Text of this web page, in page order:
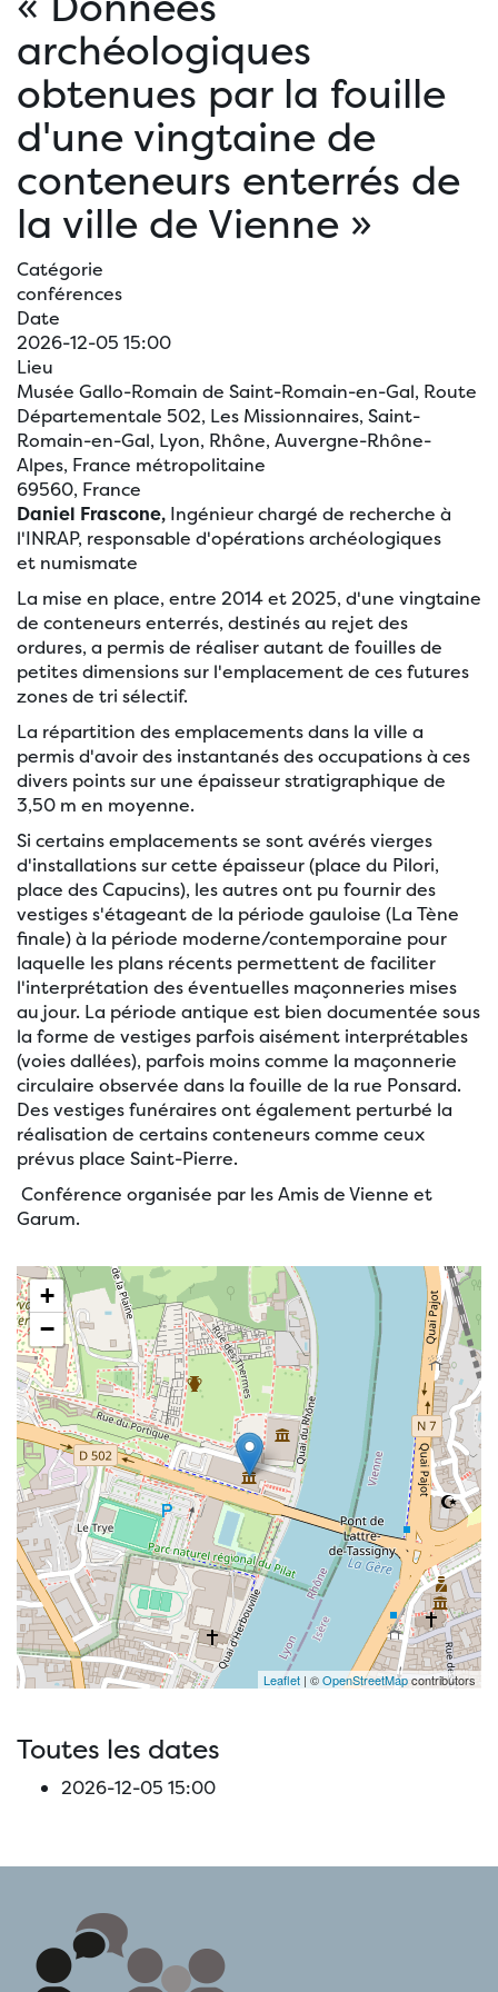
archéologiques
obtenues par la fouille
d'une vingtaine de
conteneurs enterrés de
la ville de Vienne »
Catégorie
conférences
Date
2026-12-05 15:00
Lieu
Musée Gallo-Romain de Saint-Romain-en-Gal, Route
Départementale 502, Les Missionnaires, Saint-
Romain-en-Gal, Lyon, Rhône, Auvergne-Rhône-
Alpes, France métropolitaine
69560, France
Daniel Frascone, Ingénieur chargé de recherche à
l'INRAP, responsable d'opérations archéologiques
et numismate
La mise en place, entre 2014 et 2025, d'une vingtaine
de conteneurs enterrés, destinés au rejet des
ordures, a permis de réaliser autant de fouilles de
petites dimensions sur l'emplacement de ces futures
zones de tri sélectif.
La répartition des emplacements dans la ville a
permis d'avoir des instantanés des occupations à ces
divers points sur une épaisseur stratigraphique de
3,50 m en moyenne.
Si certains emplacements se sont avérés vierges
d'installations sur cette épaisseur (place du Pilori,
place des Capucins), les autres ont pu fournir des
vestiges s'étageant de la période gauloise (La Tène
finale) à la période moderne/contemporaine pour
laquelle les plans récents permettent de faciliter
l'interprétation des éventuelles maçonneries mises
au jour. La période antique est bien documentée sous
la forme de vestiges parfois aisément interprétables
(voies dallées), parfois moins comme la maçonnerie
circulaire observée dans la fouille de la rue Ponsard.
Des vestiges funéraires ont également perturbé la
réalisation de certains conteneurs comme ceux
prévus place Saint-Pierre.
Conférence organisée par les Amis de Vienne et
Garum.
+
−
Leaflet | ©OpenStreetMapcontributors
Toutes les dates
2026-12-05 15:00